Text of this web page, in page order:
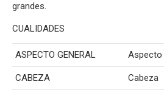
grandes.
CUALIDADES
ASPECTO GENERAL Aspecto
CABEZA Cabeza